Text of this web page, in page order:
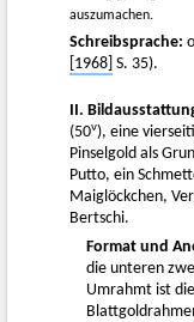
auszumachen.
Schreibsprache:
[1968] S. 35).
II.
(50v), eine
Pinselgold als
Putto, ein
Maiglöckchen,
Bertschi.
Format und
die unteren
Umrahmt ist